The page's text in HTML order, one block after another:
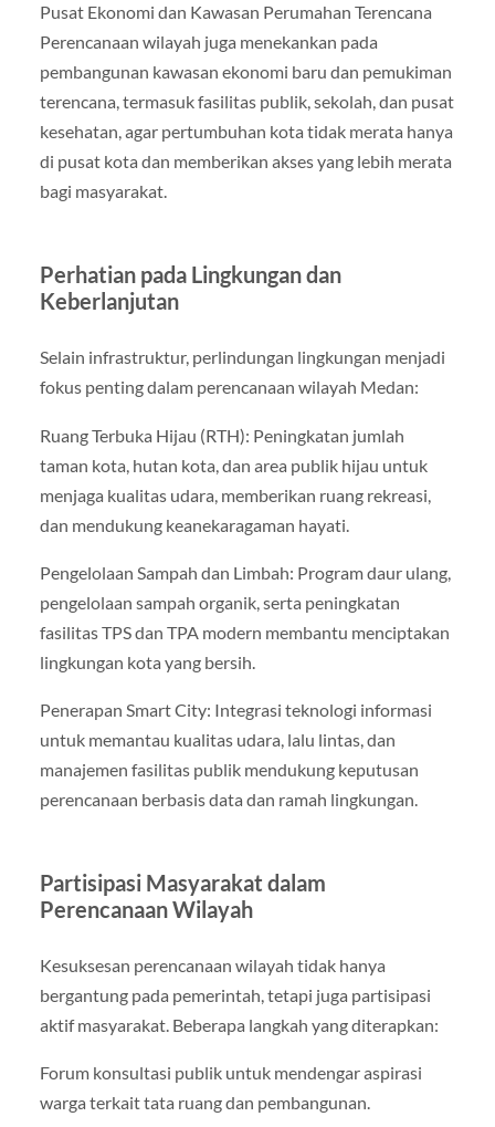
Pusat Ekonomi dan Kawasan Perumahan Terencana
Perencanaan wilayah juga menekankan pada
pembangunan kawasan ekonomi baru dan pemukiman
terencana, termasuk fasilitas publik, sekolah, dan pusat
kesehatan, agar pertumbuhan kota tidak merata hanya
di pusat kota dan memberikan akses yang lebih merata
bagi masyarakat.
Perhatian pada Lingkungan dan
Keberlanjutan
Selain infrastruktur, perlindungan lingkungan menjadi
fokus penting dalam perencanaan wilayah Medan:
Ruang Terbuka Hijau (RTH): Peningkatan jumlah
taman kota, hutan kota, dan area publik hijau untuk
menjaga kualitas udara, memberikan ruang rekreasi,
dan mendukung keanekaragaman hayati.
Pengelolaan Sampah dan Limbah: Program daur ulang,
pengelolaan sampah organik, serta peningkatan
fasilitas TPS dan TPA modern membantu menciptakan
lingkungan kota yang bersih.
Penerapan Smart City: Integrasi teknologi informasi
untuk memantau kualitas udara, lalu lintas, dan
manajemen fasilitas publik mendukung keputusan
perencanaan berbasis data dan ramah lingkungan.
Partisipasi Masyarakat dalam
Perencanaan Wilayah
Kesuksesan perencanaan wilayah tidak hanya
bergantung pada pemerintah, tetapi juga partisipasi
aktif masyarakat. Beberapa langkah yang diterapkan:
Forum konsultasi publik untuk mendengar aspirasi
warga terkait tata ruang dan pembangunan.